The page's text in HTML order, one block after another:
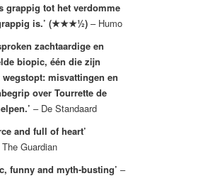
grappig tot het verdomme
is.’ (★★★½) – Humo
zachtaardige en
biopic, één die zijn
misvattingen en
over Tourrette de
– De Standaard
and full of heart’
Guardian
funny and myth-busting’ –